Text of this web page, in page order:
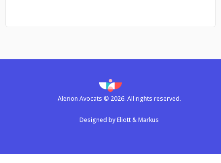
Alerion Avocats © 2026. All rights reserved.
Designed byEliott & Markus